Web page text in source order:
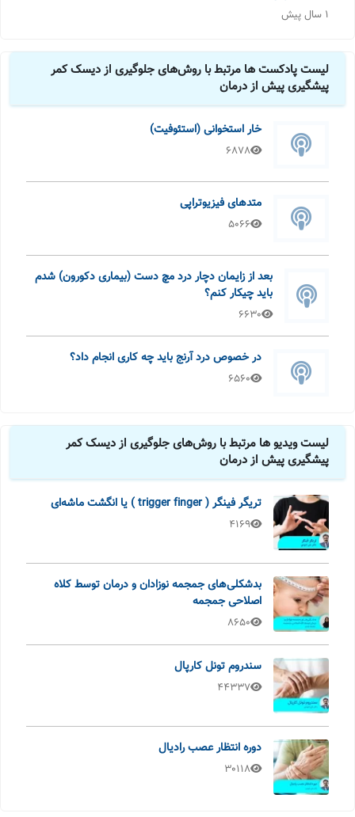
1 سال پیش
لیست پادکست ها مرتبط با روش‌های جلوگیری از دیسک کمر
پیشگیری پیش از درمان
خار استخوانی (استئوفیت)
6878
متدهای فیزیوتراپی
5066
بعد از زایمان دچار درد مچ دست (بیماری دکورون) شدم
باید چیکار کنم؟
6630
در خصوص درد آرنج باید چه کاری انجام داد؟
6560
لیست ویدیو ها مرتبط با روش‌های جلوگیری از دیسک کمر
پیشگیری پیش از درمان
تریگر فینگر ( trigger finger ) یا انگشت ماشه‌ای
4169
بدشکلی‌های جمجمه نوزادان و درمان توسط کلاه
اصلاحی جمجمه
8650
سندروم تونل کارپال
44337
دوره انتظار عصب رادیال
30118